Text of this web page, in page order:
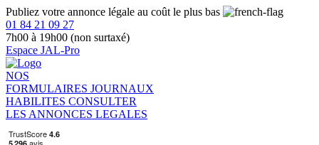
Publiez votre annonce légale au coût le plus bas
01 84 21 09 27
7h00 à 19h00 (non surtaxé)
Espace JAL-Pro
NOS
FORMULAIRES JOURNAUX
HABILITES CONSULTER
LES ANNONCES LEGALES